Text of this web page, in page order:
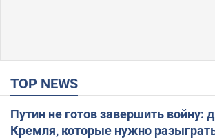
TOP NEWS
Путин не готов завершить войну:
Кремля, которые нужно